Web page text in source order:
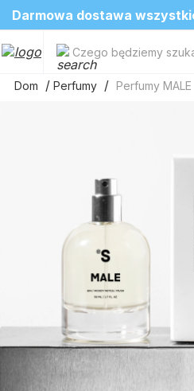
2=3 na ulubione
SALE do -
❤️ Perfumy Sugar Porn
Czego będziemy
Dom Perfumy Perfumy MALE